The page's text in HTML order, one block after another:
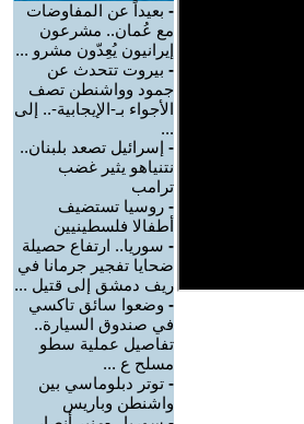
- بعيداً عن المفاوضات
مع عُمان.. مشرعون
إيرانيون يُعِدّون مشرو ...
- بيروت تتحدث عن
جمود وواشنطن تصف
الأجواء بـ-الإيجابية-.. إلى
...
- إسرائيل تصعد بلبنان..
نتنياهو يثير غضب
ترامب
- روسيا تستضيف
أطفالا فلسطينيين
- سوريا.. ارتفاع حصيلة
ضحايا تفجير جرمانا في
ريف دمشق إلى قتيل ...
- وضعوا سائق تاكسي
في صندوق السيارة..
تفاصيل عملية سطو
مسلح ع ...
- توتر دبلوماسي بين
واشنطن وباريس